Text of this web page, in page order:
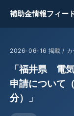
補助金情報フィー
2026-06-16 掲載 / カ
「福井県 電
申請について
分）」